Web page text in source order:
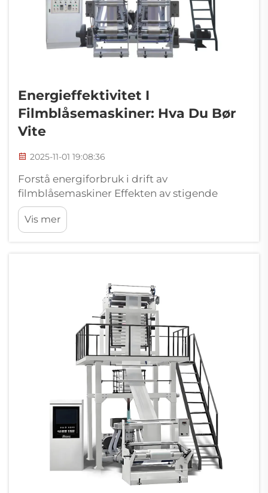
Energieffektivitet I
Filmblåsemaskiner: Hva Du Bør
Vite
2025-11-01 19:08:36
Forstå energiforbruk i drift av
filmblåsemaskiner Effekten av stigende
energikostnader på produksjon av blåst film
Stigende energikostnader rammer
driftsbudsjettene hardt i produksjon av blåst
Vis mer